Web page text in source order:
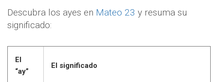
Descubra los ayes en Mateo 23 y resuma su
significado:
El
“ay”
El significado